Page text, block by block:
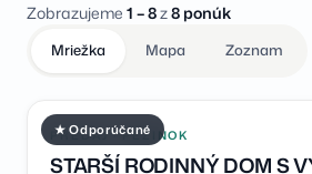
Zobrazujeme 1 – 8z8 ponúk
Mriežka Mapa Zoznam
★ Odporúčané
PREDAJ · PEZINOK
STARŠÍ RODINNÝ DOM S